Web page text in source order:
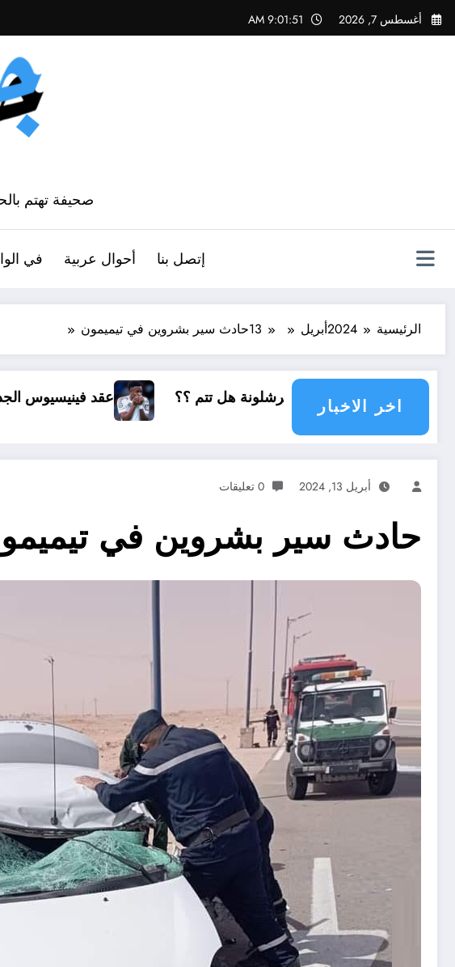
التجاوز
إلى
أغسطس 7, 2026 9:01:53 AM
صحيفة تهتم
إتصل بنا أحوال عربية في
الرئيسية 2024أبريل 13حادث سير بشروين في تيميمون
اخر الاخبار
برشلونة هل تتم ؟؟ عقد فينيسيوس الجديد مع ريال مدريد
أبريل 13, 2024 0 تعليقات
حادث سير بشروين في